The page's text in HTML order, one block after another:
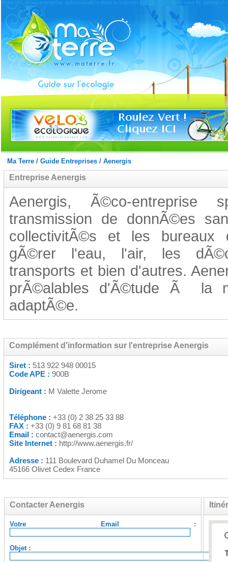
Aenergis, Ã©co-entreprise spÃ©cialisÃ©e dans la transmission de donnÃ©es sans fil, permet
Ma Terre/ Guide Entreprises/ Aenergis
Entreprise Aenergis
Aenergis, Ã©co-entreprise
transmission de donnÃ©es
collectivitÃ©s et les bureaux
gÃ©rer l'eau, l'air, les
transports et bien d'autres.
prÃ©alables d'Ã©tude Ã la
adaptÃ©e.
Complément d'information sur l'entreprise Aenergis
Siret : 513 922 948 00015
Code APE : 900B
Dirigeant : M Valette Jerome
Téléphone : +33 (0) 2 38 25 33 88
FAX : +33 (0) 9 81 68 81 38
Email : contact@aenergis.com
Site Internet : http://www.aenergis.fr/
Adresse : 111 Boulevard Duhamel Du Monceau
45166 Olivet Cedex France
Contacter Aenergis
Votre Email :
Objet :